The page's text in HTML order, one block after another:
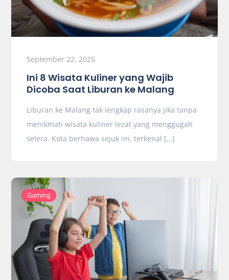
September 22, 2025
Ini 8 Wisata Kuliner yang Wajib
Dicoba Saat Liburan ke Malang
Liburan ke Malang tak lengkap rasanya jika tanpa
menikmati wisata kuliner lezat yang menggugah
selera. Kota berhawa sejuk ini, terkenal […]
Gaming